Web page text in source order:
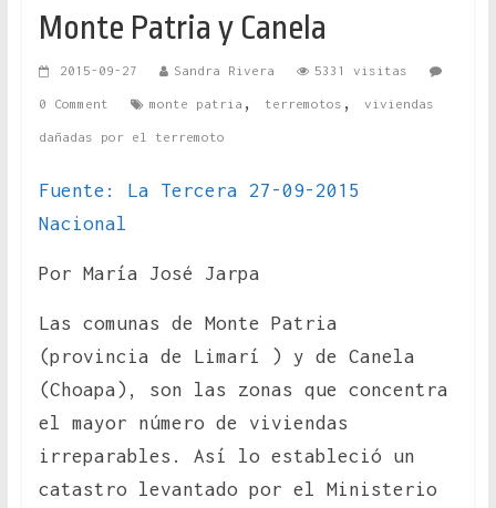
Monte Patria y Canela
2015-09-27 Sandra Rivera 5331 visitas
0 Comment monte patria , terremotos , viviendas
dañadas por el terremoto
Fuente: La Tercera 27-09-2015
Nacional
Por María José Jarpa
Las comunas de Monte Patria
(provincia de Limarí ) y de Canela
(Choapa), son las zonas que concentra
el mayor número de viviendas
irreparables. Así lo estableció un
catastro levantado por el Ministerio